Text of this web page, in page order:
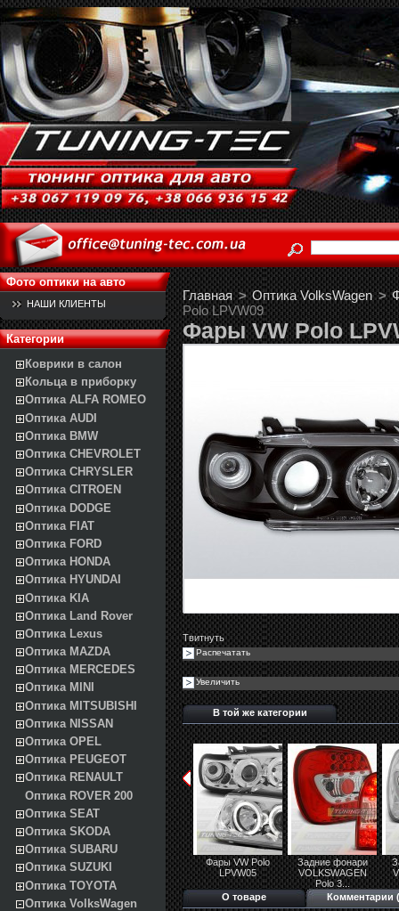
Фото оптики на авто
НАШИ КЛИЕНТЫ
Категории
Коврики в салон
Кольца в приборку
Оптика ALFA ROMEO
Оптика AUDI
Оптика BMW
Оптика CHEVROLET
Оптика CHRYSLER
Оптика CITROEN
Оптика DODGE
Оптика FIAT
Оптика FORD
Оптика HONDA
Оптика HYUNDAI
Оптика KIA
Оптика Land Rover
Оптика Lexus
Оптика MAZDA
Оптика MERCEDES
Оптика MINI
Оптика MITSUBISHI
Оптика NISSAN
Оптика OPEL
Оптика PEUGEOT
Оптика RENAULT
Оптика ROVER 200
Оптика SEAT
Оптика SKODA
Оптика SUBARU
Оптика SUZUKI
Оптика TOYOTA
Оптика VolksWagen
Главная > Оптика VolksWagen >
Polo LPVW09
Фары VW Polo
Твитнуть
Распечатать
Увеличить
В той же категории
Фары VW Polo
LPVW05
Задние фонари
VOLKSWAGEN
Polo 3...
О товаре Комментарии